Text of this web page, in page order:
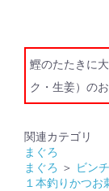
鰹のたたきに
ク・生姜）の
関連カテゴリ
まぐろ
まぐろ ＞ ビン
１本釣りかつお